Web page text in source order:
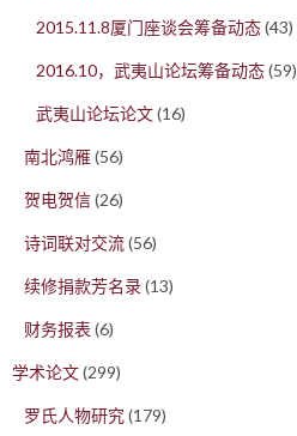
2015.11.8厦门座谈会筹备动态(43)
2016.10，武夷山论坛筹备动态(59)
武夷山论坛论文(16)
南北鸿雁(56)
贺电贺信(26)
诗词联对交流(56)
续修捐款芳名录(13)
财务报表 (6)
学术论文(299)
罗氏人物研究(179)